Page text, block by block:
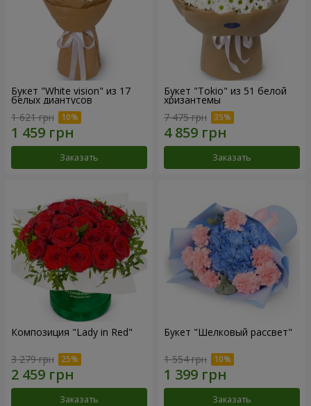
Букет "White vision" из 17
белых диантусов
1 621 грн
Заказать
Букет "Tokio" из 51 белой
хризантемы
7 475 грн
Заказать
Композиция "Lady in Red"
3 279 грн
Заказать
Букет "Шелковый рассвет"
1 554 грн
Заказать